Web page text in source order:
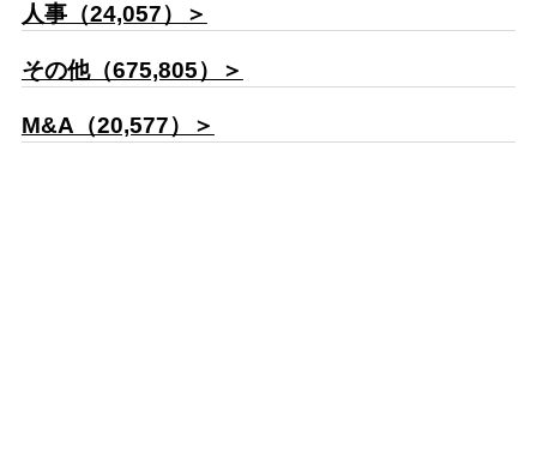
人事（24,057）＞
その他（675,805）＞
M&A（20,577）＞